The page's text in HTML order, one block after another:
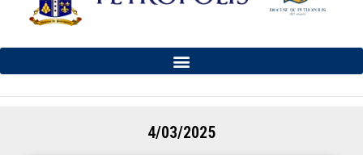
4/03/2025